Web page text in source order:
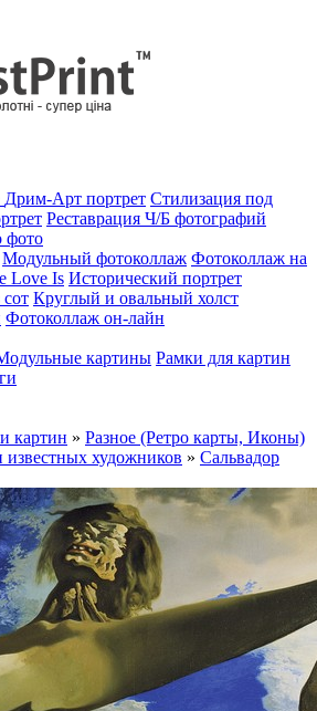
Дрим-Арт портрет Стилизация под
Реставрация Ч/Б фотографий
фото
Модульный фотоколлаж Фотоколлаж на
Love Is Исторический портрет
Круглый и овальный холст
Фотоколлаж он-лайн
картины Рамки для картин
картин » Разное (Ретро карты, Иконы)
художников » Сальвадор